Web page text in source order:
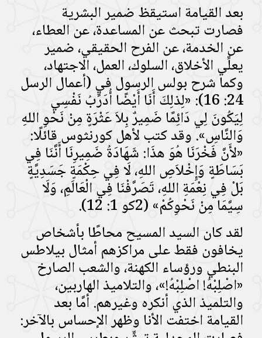
بعد القيامة استيقظ ضمير البشرية
فصارت تبحث عن المساعدة، عن العطاء،
عن الخدمة، عن الفرح الحقيقي، ضمير
يعلِّي الأخلاق، السلوك، العمل، الاجتهاد،
وكما شرح بولس الرسول في (أعمال الرسل
24: 16): «لِذلِكَ أَنَا أَيْضًا أُدَرِّبُ نَفْسِي
لِيَكُونَ لِي دَائِمًا ضَمِيرٌ بِلاَ عَثْرَةٍ مِنْ نَحْوِ اللهِ
وَالنَّاسِ». وقد كتب لأهل كورنثوس قائلًا:
«لأَنَّ فَخْرَنَا هُوَ هذَا: شَهَادَةُ ضَمِيرِنَا أَنَّنَا فِي
بَسَاطَةٍ وَإِخْلاَصِ اللهِ، لَا فِي حِكْمَةٍ جَسَدِيَّةٍ
بَلْ فِي نِعْمَةِ اللهِ، تَصَرَّفْنَا فِي الْعَالَمِ، وَلَا
سِيَّمَا مِنْ نَحْوِكُمْ» (2كو 1: 12).
لقد كان السيد المسيح محاطًا بأشخاص
يخافون فقط على مراكزهم أمثال بيلاطس
البنطي ورؤساء الكهنة، والشعب الصارخ
«اصْلِبْهُ! اصْلِبْهُ!»، والتلاميذ الهاربين،
والتلميذ الذي أنكره وغيرهم. أمَّا بعد
القيامة اختفت الأنا وظهر الإحساس بالآخر: